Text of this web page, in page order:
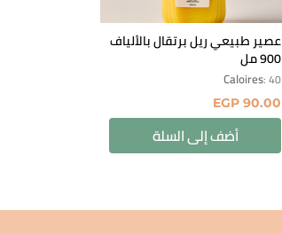
عصير طبيعي ريل برتقال بالألياف
900 مل
EGP 90.00
أضف إلى السلة
Caloires: 40